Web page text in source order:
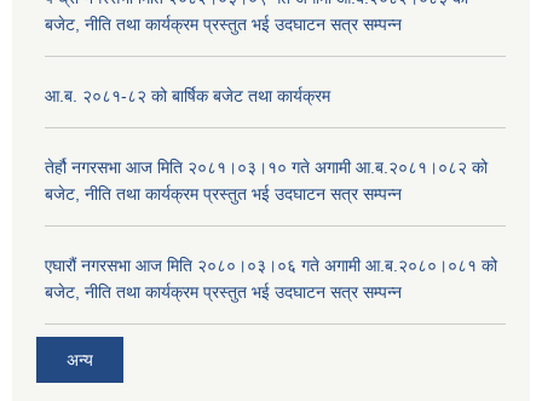
बजेट, नीति तथा कार्यक्रम प्रस्तुत भई उदघाटन सत्र सम्पन्न
आ.ब. २०८१-८२ को बार्षिक बजेट तथा कार्यक्रम
तेर्हौ नगरसभा आज मिति २०८१।०३।१० गते अगामी आ.ब.२०८१।०८२ को
बजेट, नीति तथा कार्यक्रम प्रस्तुत भई उदघाटन सत्र सम्पन्न
एघारौं नगरसभा आज मिति २०८०।०३।०६ गते अगामी आ.ब.२०८०।०८१ को
बजेट, नीति तथा कार्यक्रम प्रस्तुत भई उदघाटन सत्र सम्पन्न
अन्य